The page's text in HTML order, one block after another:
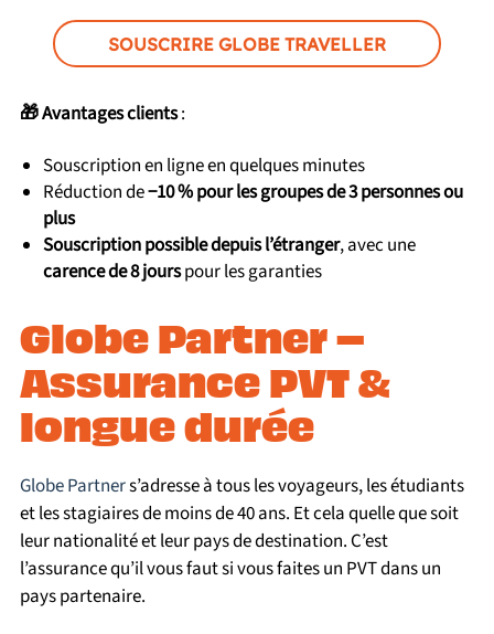
SOUSCRIRE GLOBE TRAVELLER
🎁 Avantages clients:
Souscription en ligne en quelques minutes
Réduction de−10 % pour les groupes de 3 personnes ou
plus
Souscription possible depuis l’étranger, avec une
carence de 8 jourspour les garanties
Globe Partner –
Assurance PVT &
longue durée
Globe Partners’adresse à tous les voyageurs, les étudiants
et les stagiaires de moins de 40 ans. Et cela quelle que soit
leur nationalité et leur pays de destination. C’est
l’assurance qu’il vous faut si vous faites un PVT dans un
pays partenaire.